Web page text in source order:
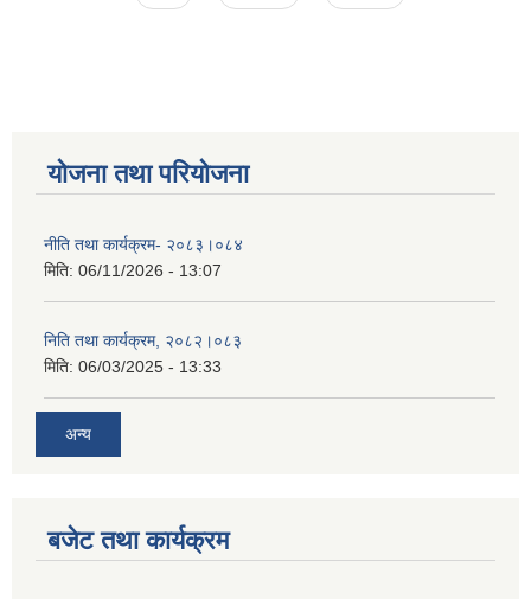
योजना तथा परियोजना
नीति तथा कार्यक्रम- २०८३।०८४
मिति: 06/11/2026 - 13:07
निति तथा कार्यक्रम, २०८२।०८३
मिति: 06/03/2025 - 13:33
अन्य
बजेट तथा कार्यक्रम